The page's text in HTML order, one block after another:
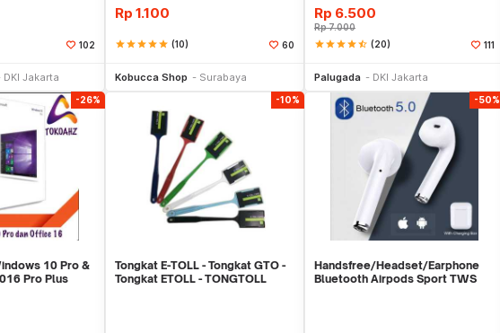
102
DKI Jakarta
Rp 1.100
starstarstarstarstar (10) 60
Kobucca Shop Surabaya
Rp 6.500
Rp7.000
starstarstarstarstar_half (20) 111
Palugada DKI Jakarta
-26%
10 Pro &
Pro Plus
-10%
Tongkat E-TOLL - Tongkat GTO -
Tongkat ETOLL - TONGTOLL
-50%
Handsfree/Headset/Earphone
Bluetooth Airpods Sport TWS